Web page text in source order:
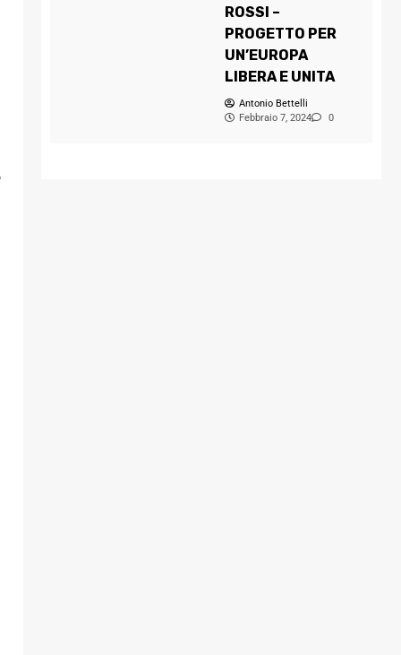
ROSSI –
PROGETTO PER
UN’EUROPA
LIBERA E UNITA
Antonio Bettelli
Febbraio 7, 2024
0